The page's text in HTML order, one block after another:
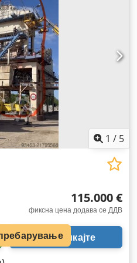
1 / 5
115.000 €
фиксна цена додава се ДДВ
Повикајте